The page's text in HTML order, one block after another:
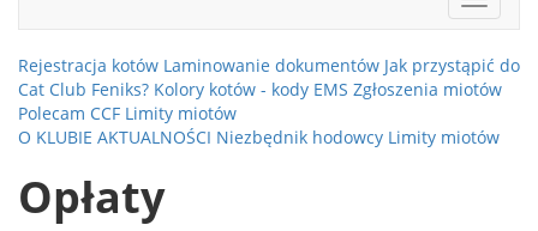
Rejestracja kotów Laminowanie dokumentów Jak przystąpić do
Cat Club Feniks? Kolory kotów - kody EMS Zgłoszenia miotów
Polecam CCF Limity miotów
O KLUBIE AKTUALNOŚCI Niezbędnik hodowcy Limity miotów
Opłaty